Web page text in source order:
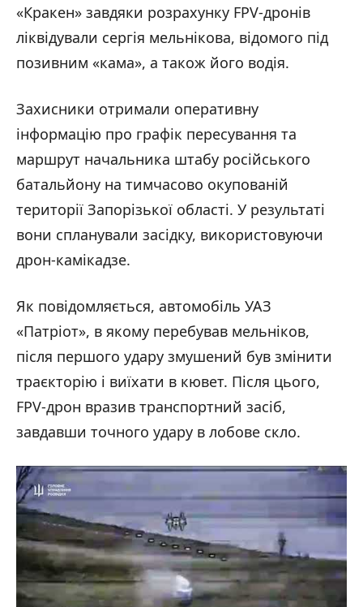
«Кракен» завдяки розрахунку FPV-дронів
ліквідували сергія мельнікова, відомого під
позивним «кама», а також його водія.
Захисники отримали оперативну
інформацію про графік пересування та
маршрут начальника штабу російського
батальйону на тимчасово окупованій
території Запорізької області. У результаті
вони спланували засідку, використовуючи
дрон-камікадзе.
Як повідомляється, автомобіль УАЗ
«Патріот», в якому перебував мельніков,
після першого удару змушений був змінити
траєкторію і виїхати в кювет. Після цього,
FPV-дрон вразив транспортний засіб,
завдавши точного удару в лобове скло.